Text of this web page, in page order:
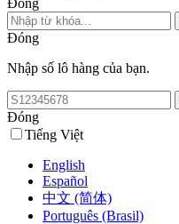
Đóng
Đóng
Nhập số lô hàng của bạn.
Đóng
Tiếng Việt
English
Español
中文 (简体)
Português (Brasil)